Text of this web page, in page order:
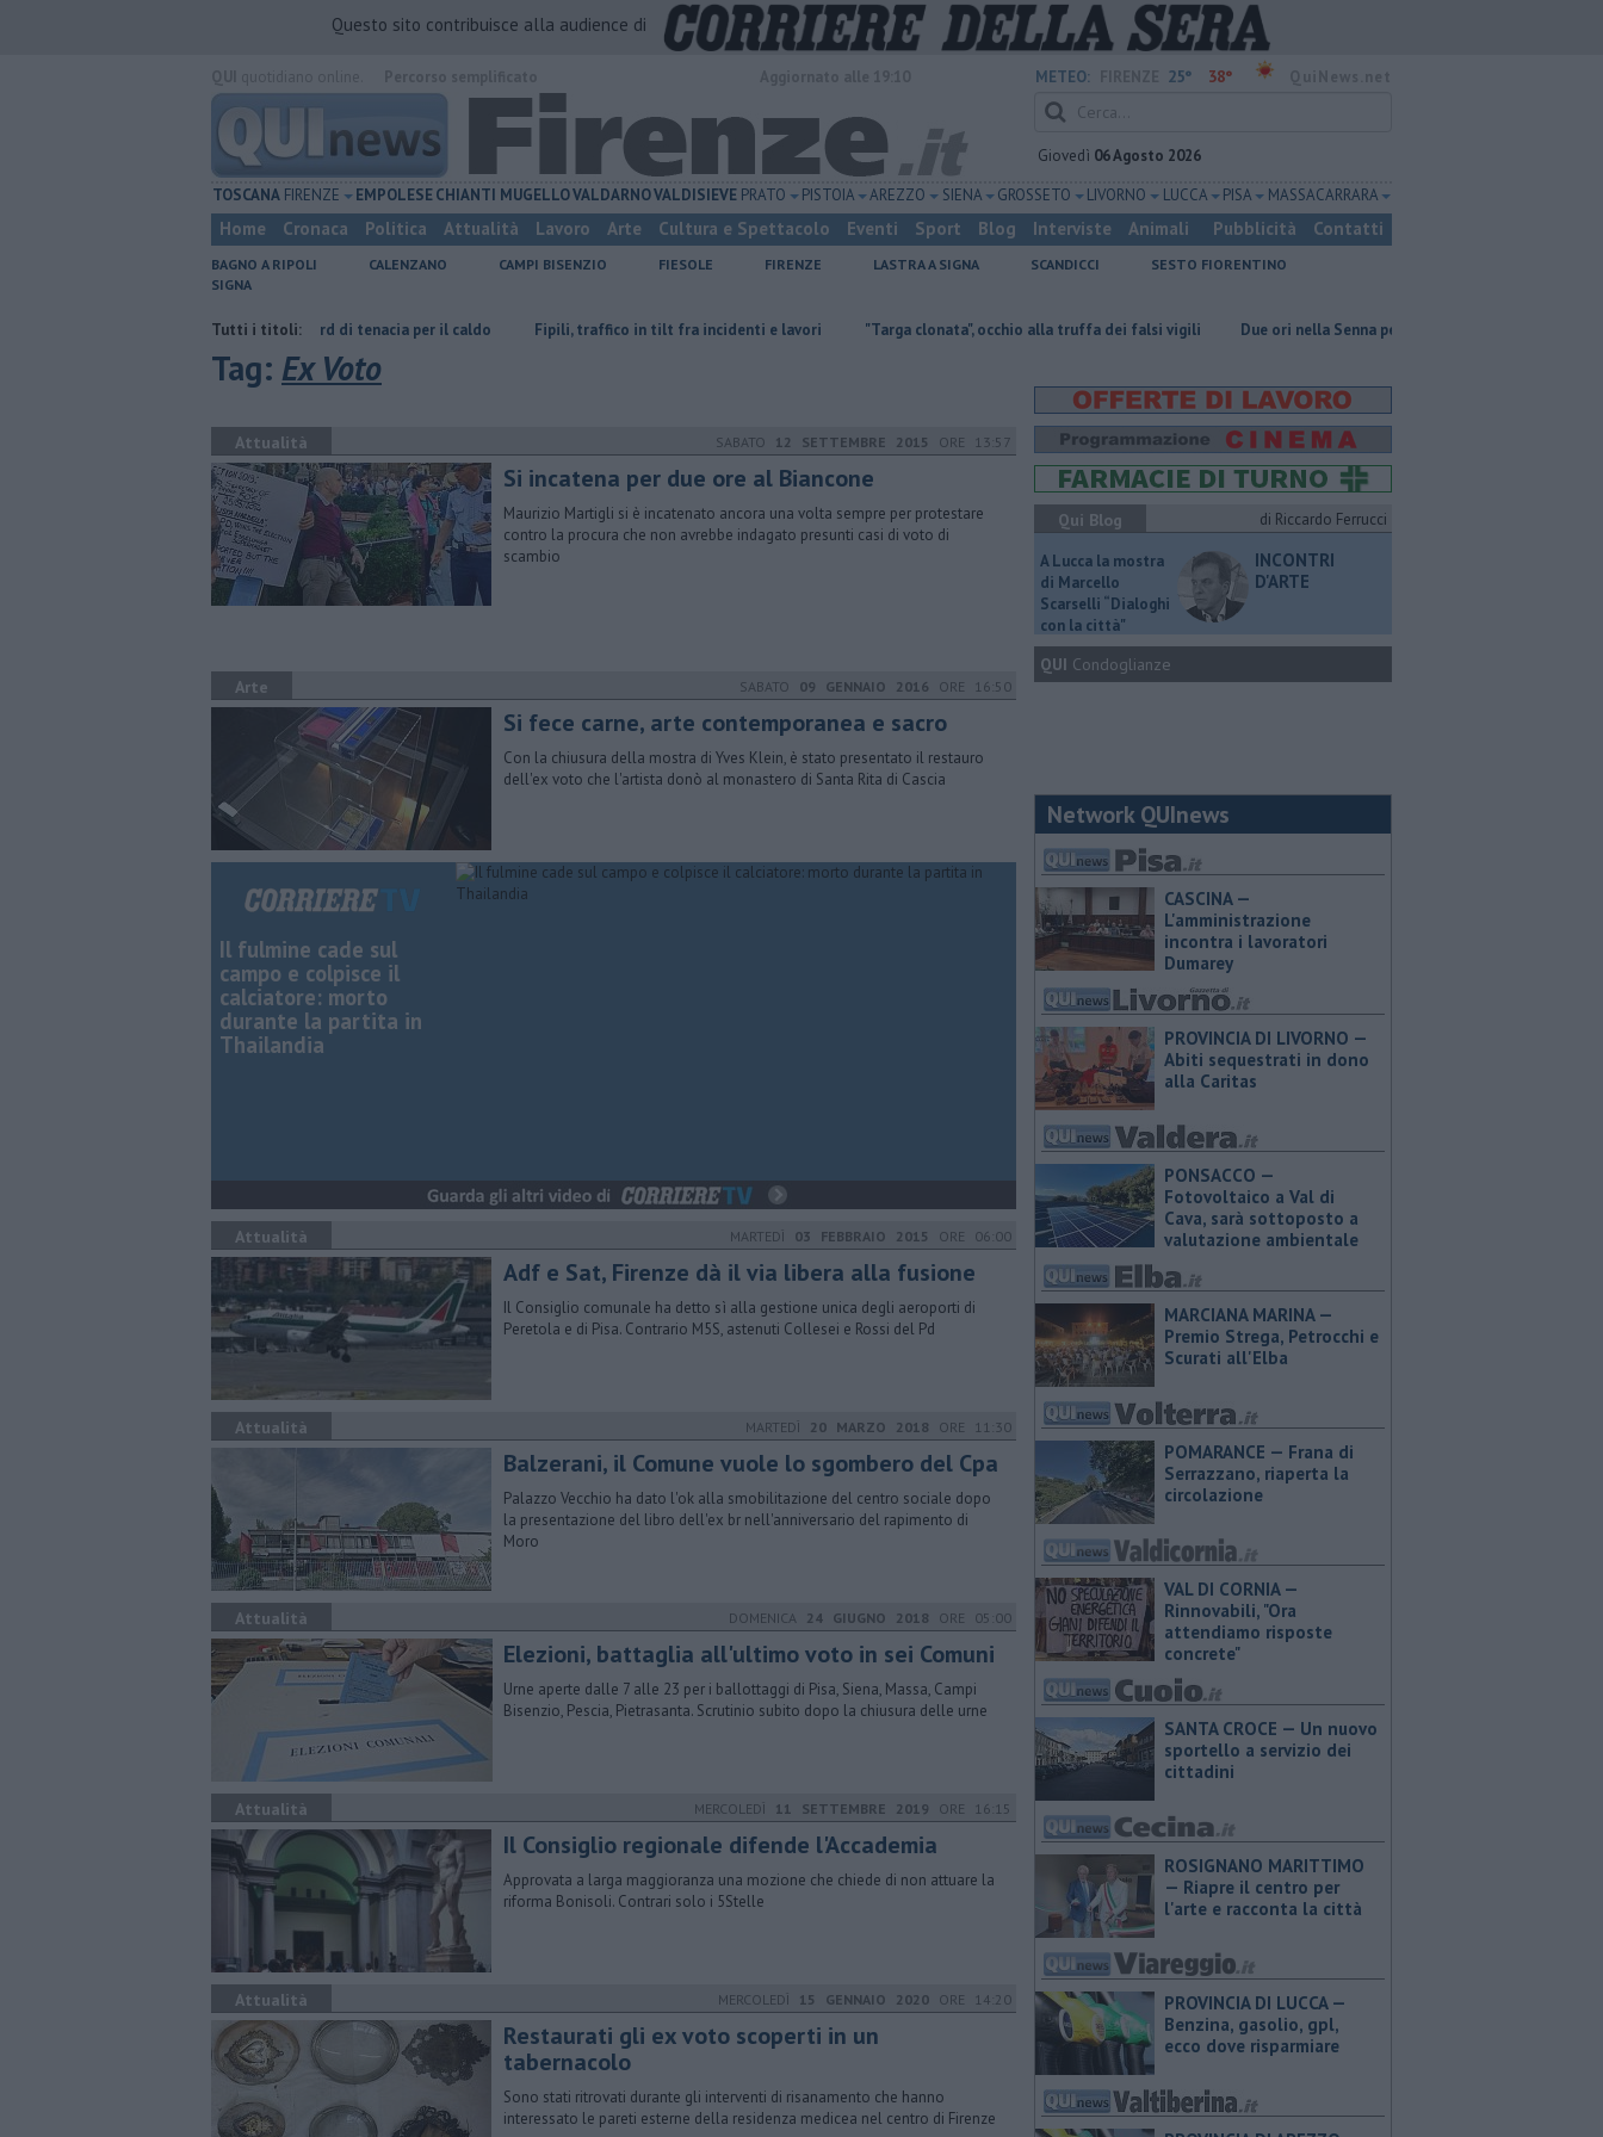
Questo sito contribuisce alla audience di
METEO: 25° 38°
Giovedì 06 Agosto 2026
TOSCANA FIRENZE EMPOLESECHIANTI MUGELLOVALDARNOVALDISIEVE PRATO PISTOIA AREZZO SIENA GROSSETO LIVORNO LUCCA PISA MASSA CARRARA
Home Cronaca Politica Attualità Lavoro Arte Cultura e Spettacolo Eventi Sport Blog Interviste Animali Pubblicità Contatti
BAGNO A RIPOLI CALENZANO CAMPI BISENZIO FIESOLE FIRENZE LASTRA A SIGNA SCANDICCI
SESTO FIORENTINO
SIGNA
Tutti i titoli:
Graticola meteo, record di tenacia per il caldo Fipili, traffico in tilt fra incidenti e lavori "Targa clonata", occhio alla truffa dei falsi vigili Due ori nella Senna per Ginevra Taddeucci
Tag: Ex Voto
Attualità SABATO 12 SETTEMBRE 2015 ORE 13:57
Si incatena per due ore al Biancone
Maurizio Martigli si è incatenato ancora una volta sempre per protestare
contro la procura che non avrebbe indagato presunti casi di voto di
scambio
Arte SABATO 09 GENNAIO 2016 ORE 16:50
Si fece carne, arte contemporanea e sacro
Con la chiusura della mostra di Yves Klein, è stato presentato il restauro
dell'ex voto che l'artista donò al monastero di Santa Rita di Cascia
Il fulmine cade sul
campo e colpisce il
calciatore: morto
durante la partita in
Thailandia
Attualità MARTEDÌ 03 FEBBRAIO 2015 ORE 06:00
Adf e Sat, Firenze dà il via libera alla fusione
Il Consiglio comunale ha detto sì alla gestione unica degli aeroporti di
Peretola e di Pisa. Contrario M5S, astenuti Collesei e Rossi del Pd
Attualità MARTEDÌ 20 MARZO 2018 ORE 11:30
Balzerani, il Comune vuole lo sgombero del Cpa
Palazzo Vecchio ha dato l'ok alla smobilitazione del centro sociale dopo
la presentazione del libro dell'ex br nell'anniversario del rapimento di
Moro
Attualità DOMENICA 24 GIUGNO 2018 ORE 05:00
Elezioni, battaglia all'ultimo voto in sei Comuni
Urne aperte dalle 7 alle 23 per i ballottaggi di Pisa, Siena, Massa, Campi
Bisenzio, Pescia, Pietrasanta. Scrutinio subito dopo la chiusura delle urne
Attualità MERCOLEDÌ 11 SETTEMBRE 2019 ORE 16:15
Il Consiglio regionale difende l'Accademia
Approvata a larga maggioranza una mozione che chiede di non attuare la
riforma Bonisoli. Contrari solo i 5Stelle
Attualità MERCOLEDÌ 15 GENNAIO 2020 ORE 14:20
Restaurati gli ex voto scoperti in un
tabernacolo
Sono stati ritrovati durante gli interventi di risanamento che hanno
interessato le pareti esterne della residenza medicea nel centro di Firenze
Qui Blog di Riccardo Ferrucci
A Lucca la mostra
di Marcello
Scarselli “Dialoghi
con la città"
INCONTRI
D'ARTE
QUI Condoglianze
Network QUInews
CASCINA —
L'amministrazione
incontra i lavoratori
Dumarey
PROVINCIA DI LIVORNO —
Abiti sequestrati in dono
alla Caritas
PONSACCO —
Fotovoltaico a Val di
Cava, sarà sottoposto a
valutazione ambientale
MARCIANA MARINA —
Premio Strega, Petrocchi e
Scurati all'Elba
POMARANCE — Frana di
Serrazzano, riaperta la
circolazione
VAL DI CORNIA —
Rinnovabili, "Ora
attendiamo risposte
concrete"
SANTA CROCE — Un nuovo
sportello a servizio dei
cittadini
ROSIGNANO MARITTIMO
— Riapre il centro per
l'arte e racconta la città
PROVINCIA DI LUCCA — ​
Benzina, gasolio, gpl,
ecco dove risparmiare